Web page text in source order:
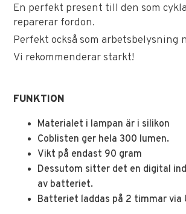
En perfekt present till den som
reparerar fordon.
Perfekt också som
Vi rekommenderar starkt!
FUNKTION
Materialet i lampan är i silikon
Coblisten ger hela 300 lumen.
Vikt på endast 90 gram
Dessutom sitter det en digital
av batteriet.
Batteriet laddas på 2 timmar via